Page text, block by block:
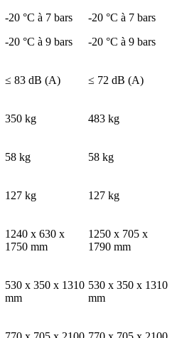
-20 °C à 7 bars
-20 °C à 9 bars
-20 °C à 7 bars
-20 °C à 9 bars
≤ 83 dB (A) ≤ 72 dB (A)
350 kg 483 kg
58 kg 58 kg
127 kg 127 kg
1240 x 630 x
1750 mm
1250 x 705 x
1790 mm
530 x 350 x 1310
mm
530 x 350 x 1310
mm